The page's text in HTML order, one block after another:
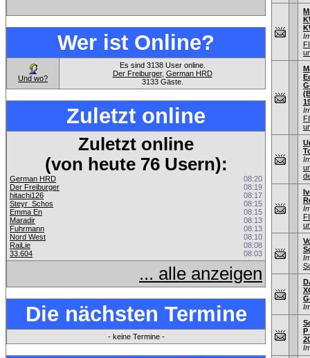
Wer ist Online?
Und wo?
Es sind 3138 User online.
Der Freiburger, German HRD
3133 Gäste.
Zuletzt online
Zuletzt online
(von heute 76 Usern):
German HRD
08:20
Der Freiburger
08:19
hitachi126
08:17
Steyr_Schos
08:15
Emma En
08:15
Maradir
08:13
Fuhrmann
08:13
Nord West
08:10
RaiLie
08:08
33.604
08:03
... alle anzeigen
Die nächsten Termine
- keine Termine -
P